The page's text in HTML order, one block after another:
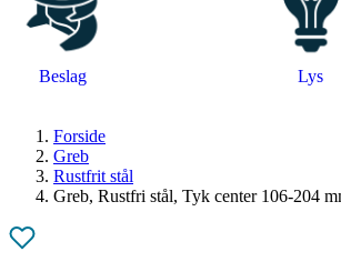
Beslag Lys
Forside
Greb
Rustfrit stål
Greb, Rustfri stål, Tyk center 106-204